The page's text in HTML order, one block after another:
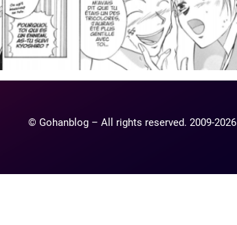
© Gohanblog – All rights reserved. 2009-2026